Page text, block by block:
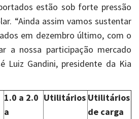
estão sob forte pressão
“Ainda assim vamos sustentar
em dezembro último, com o
a nossa participação mercado
Luiz Gandini, presidente da Kia
1.0 a 2.0
a
Utilitários Utilitários
de carga